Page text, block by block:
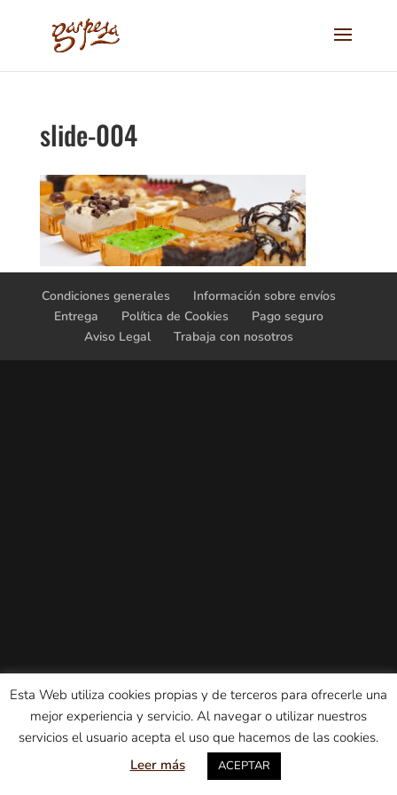
slide-004
Condiciones generales
Información sobre envíos
Entrega
Política de Cookies
Pago seguro
Aviso Legal
Trabaja con nosotros
Esta Web utiliza cookies propias y de terceros para ofrecerle una
mejor experiencia y servicio. Al navegar o utilizar nuestros
servicios el usuario acepta el uso que hacemos de las cookies.
Leer más
ACEPTAR